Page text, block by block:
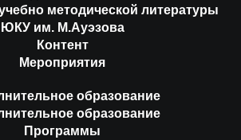
методической литературы
ЮКУ им. М.Ауэзова
Контент
Мероприятия
образование
образование
Программы